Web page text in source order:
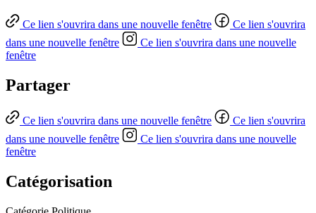
Ce lien s'ouvrira dans une nouvelle fenêtre
Ce lien s'ouvrira
dans une nouvelle fenêtre
Ce lien s'ouvrira dans une nouvelle
fenêtre
Partager
Ce lien s'ouvrira dans une nouvelle fenêtre
Ce lien s'ouvrira
dans une nouvelle fenêtre
Ce lien s'ouvrira dans une nouvelle
fenêtre
Catégorisation